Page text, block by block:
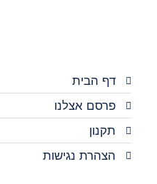
דף הבית
פרסם אצלנו
תקנון
הצהרת נגישות